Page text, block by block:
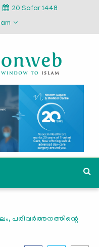
20 Safar 1448
പരിവർത്തനത്തിന്റെ